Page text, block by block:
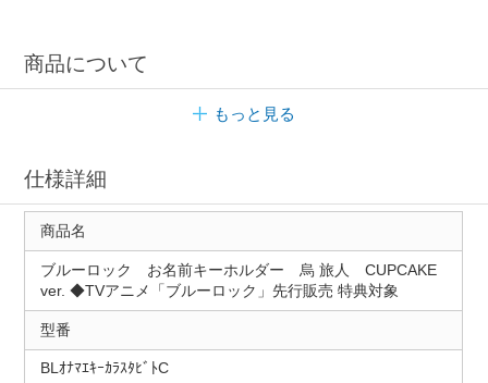
商品について
もっと見る
仕様詳細
商品名
ブルーロック お名前キーホルダー 烏 旅人 CUPCAKE
ver. ◆TVアニメ「ブルーロック」先行販売 特典対象
型番
BLｵﾅﾏｴｷｰｶﾗｽﾀﾋﾞﾄC